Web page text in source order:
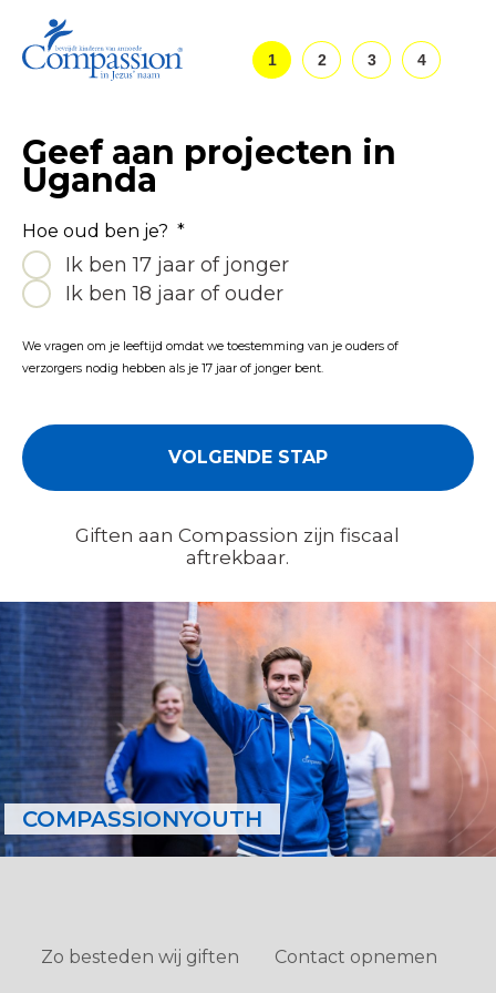
1 2 3 4
Geef aan projecten in
Uganda
Hoe oud ben je? *
Ik ben 17 jaar of jonger
Ik ben 18 jaar of ouder
We vragen om je leeftijd omdat we toestemming van je ouders of
verzorgers nodig hebben als je 17 jaar of jonger bent.
Giften aan Compassion zijn fiscaal
aftrekbaar.
COMPASSIONYOUTH
Zo besteden wij giften Contact opnemen